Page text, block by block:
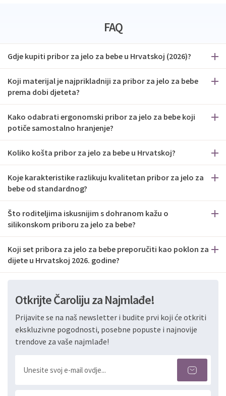
FAQ
Gdje kupiti pribor za jelo za bebe u Hrvatskoj (2026)?
Koji materijal je najprikladniji za pribor za jelo za bebe
prema dobi djeteta?
Kako odabrati ergonomski pribor za jelo za bebe koji
potiče samostalno hranjenje?
Koliko košta pribor za jelo za bebe u Hrvatskoj?
Koje karakteristike razlikuju kvalitetan pribor za jelo za
bebe od standardnog?
Što roditeljima iskusnijim s dohranom kažu o
silikonskom priboru za jelo za bebe?
Koji set pribora za jelo za bebe preporučiti kao poklon za
dijete u Hrvatskoj 2026. godine?
Otkrijte Čaroliju za Najmlađe!
Prijavite se na naš newsletter i budite prvi koji će otkriti
ekskluzivne pogodnosti, posebne popuste i najnovije
trendove za vaše najmlađe!